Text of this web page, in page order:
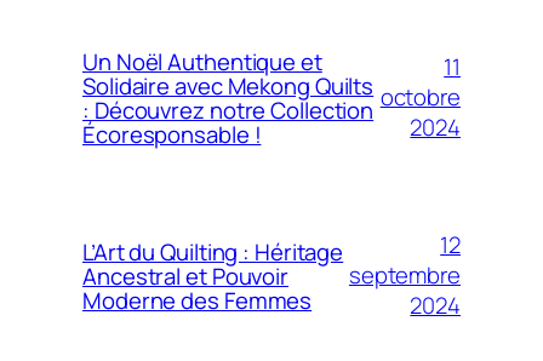
Un Noël Authentique et
Solidaire avec Mekong Quilts
: Découvrez notre Collection
Écoresponsable !
11
octobre
2024
L’Art du Quilting : Héritage
Ancestral et Pouvoir
Moderne des Femmes
12
septembre
2024